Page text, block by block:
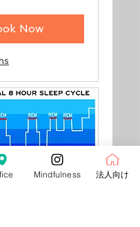
Now
Mindfulness 法人向け